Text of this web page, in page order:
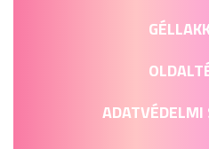
ADATVÉDELMI